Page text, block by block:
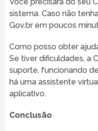
sistema. Caso não
Gov.br em poucos
Como posso obter
Se tiver dificuldades, a
suporte, funcionando
há uma assistente
aplicativo.
Conclusão